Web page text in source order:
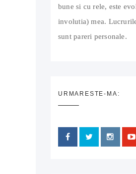
bune si cu rele, este
involutia) mea.
sunt pareri personale.
URMARESTE-MA: